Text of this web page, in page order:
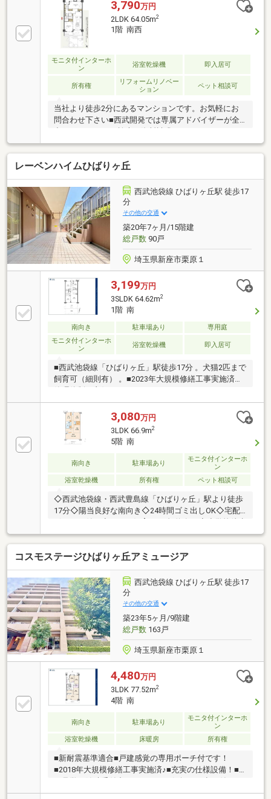
3,790万円
2LDK 64.05m2
1階 南西
モニタ付インターホ
ン
浴室乾燥機 即入居可
所有権
リフォームリノベー
ション
ペット相談可
当社より徒歩2分にあるマンションです。お気軽にお
問合わせ下さい■西武開発では専属アドバイザーが全
方も基礎的な知識から物件探し方まで、何でも結構で
す。お気軽にご相談ください。◆Web検索ではカバー
しきれないご要望にもお答えできます！◆ホームペー
ジ未掲載物件や当社でしか扱っていない物件からも厳
選してオススメ物件をご紹介！◆アドバイザー全員が
損害保険募集人資格保持者アフターフォローもおまか
せください！◆お住まいの購入にかかわる住宅ローン
【フラット35】・【家電販売】・【家具販売】・【保
険の見直し】等におせっかいをする会社です！
レーベンハイムひばりヶ丘
西武池袋線 ひばりヶ丘駅 徒歩17
分
その他の交通
築20年7ヶ月/15階建
総戸数90戸
埼玉県新座市栗原１
3,199万円
3SLDK 64.62m2
1階 南
南向き 駐車場あり
専用庭
モニタ付インターホ
ン
浴室乾燥機 即入居可
■西武池袋線「ひばりヶ丘」駅徒歩17分 。犬猫2匹まで
飼育可（細則有） 。■2023年大規模修繕工事実施済で
□□ご購入後の「おウチ」と「お金」のご相談窓口をご
用意しております！・金利上昇時のリスクヘッジ、借
換え相談、繰上返済のタイミング、各種保険の見直
し・・・etc・おウチの設備保証や定期点検、駆け付け
サービス・・・etcまずはお気軽に現地をご覧下さいま
せ。物件の詳細について、ご見学希望のお客様は下記
番号までお気軽にご連絡下さい。お問い合わせ専用フ
リーダイヤル ： ０１２０－０６８－１０１
3,080万円
3LDK 66.9m2
5階 南
南向き 駐車場あり
モニタ付インターホ
ン
浴室乾燥機
所有権 ペット相談可
◇西武池袋線・西武豊島線「ひばりヶ丘」駅より徒歩
17分◇陽当良好な南向き◇24時間ゴミ出しOK◇宅配
5分◇周辺環境充実13.3帖のLDKは南向きのバルコニー
に面し、大きな窓から明るい陽ざしがたっぷり入る明
るい空間！各居室収納完備となっておりますので、衣
類やお荷物などがすっきり片付きお部屋を広くお使い
いただけます♪徒歩圏内に教育施設や商業施設が揃っ
た住みやすいエリア！周辺環境も併せてご案内いたし
ます。資料請求や見学のご予約などマイタウン朝霞店
までお気軽にお問い合わせください。
コスモステージひばりヶ丘アミュージア
西武池袋線 ひばりヶ丘駅 徒歩17
分
その他の交通
築23年5ヶ月/9階建
総戸数163戸
埼玉県新座市栗原１
4,480万円
3LDK 77.52m2
4階 南
南向き 駐車場あり
モニタ付インターホ
ン
浴室乾燥機
床暖房 所有権
■新耐震基準適合■戸建感覚の専用ポーチ付です！
■2018年大規模修繕工事実施済♪■充実の仕様設備！■
さい！【東宝ハウス練馬にご相談ください！】・生涯